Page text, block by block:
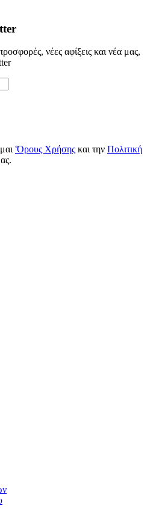
νέες αφίξεις και νέα μας,
'Όρους Χρήσης και την Πολιτική